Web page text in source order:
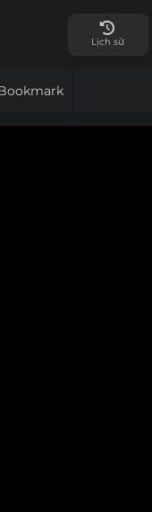
Lịch sử